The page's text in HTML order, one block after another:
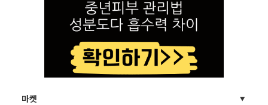
마켓